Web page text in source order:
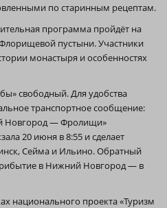
по старинным рецептам.
программа пройдёт на
пустыни. Участники
монастыря и особенностях
свободный. Для удобства
транспортное сообщение:
Новгород — Фролищи»
20 июня в 8:55 и сделает
Сейма и Ильино. Обратный
в Нижний Новгород — в
национального проекта «Туризм